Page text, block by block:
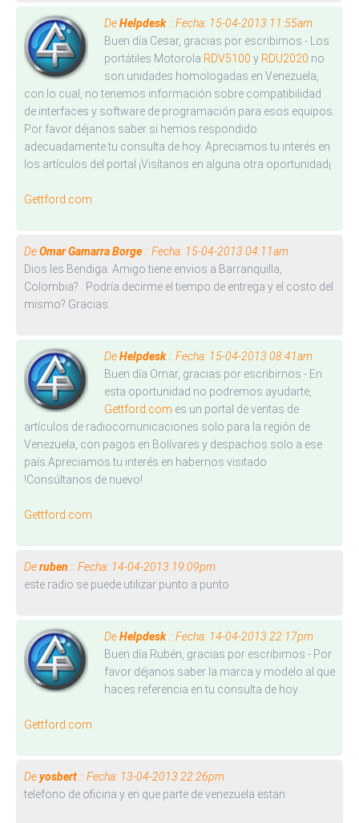
DeHelpdesk:: Fecha: 15-04-2013 11:55am
Buen día Cesar, gracias por escribirnos - Los
portátiles Motorola RDV5100 y RDU2020 no
son unidades homologadas en Venezuela,
con lo cual, no tenemos información sobre compatibilidad
de interfaces y software de programación para esos equipos.
Por favor déjanos saber si hemos respondido
adecuadamente tu consulta de hoy. Apreciamos tu interés en
los artículos del portal ¡Visítanos en alguna otra oportunidad¡
Gettford.com
DeOmar Gamarra Borge :: Fecha: 15-04-2013 04:11am
Dios les Bendiga. Amigo tiene envios a Barranquilla,
Colombia? . Podría decirme el tiempo de entrega y el costo del
mismo? Gracias.
DeHelpdesk:: Fecha: 15-04-2013 08:41am
Buen día Omar, gracias por escribirnos - En
esta oportunidad no podremos ayudarte,
Gettford.com es un portal de ventas de
artículos de radiocomunicaciones solo para la región de
Venezuela, con pagos en Bolívares y despachos solo a ese
país.Apreciamos tu interés en habernos visitado
!Consúltanos de nuevo!
Gettford.com
Deruben :: Fecha: 14-04-2013 19:09pm
este radio se puede utilizar punto a punto
DeHelpdesk:: Fecha: 14-04-2013 22:17pm
Buen día Rubén, gracias por escribimos - Por
favor déjanos saber la marca y modelo al que
haces referencia en tu consulta de hoy.
Gettford.com
Deyosbert :: Fecha: 13-04-2013 22:26pm
telefono de oficina y en que parte de venezuela estan